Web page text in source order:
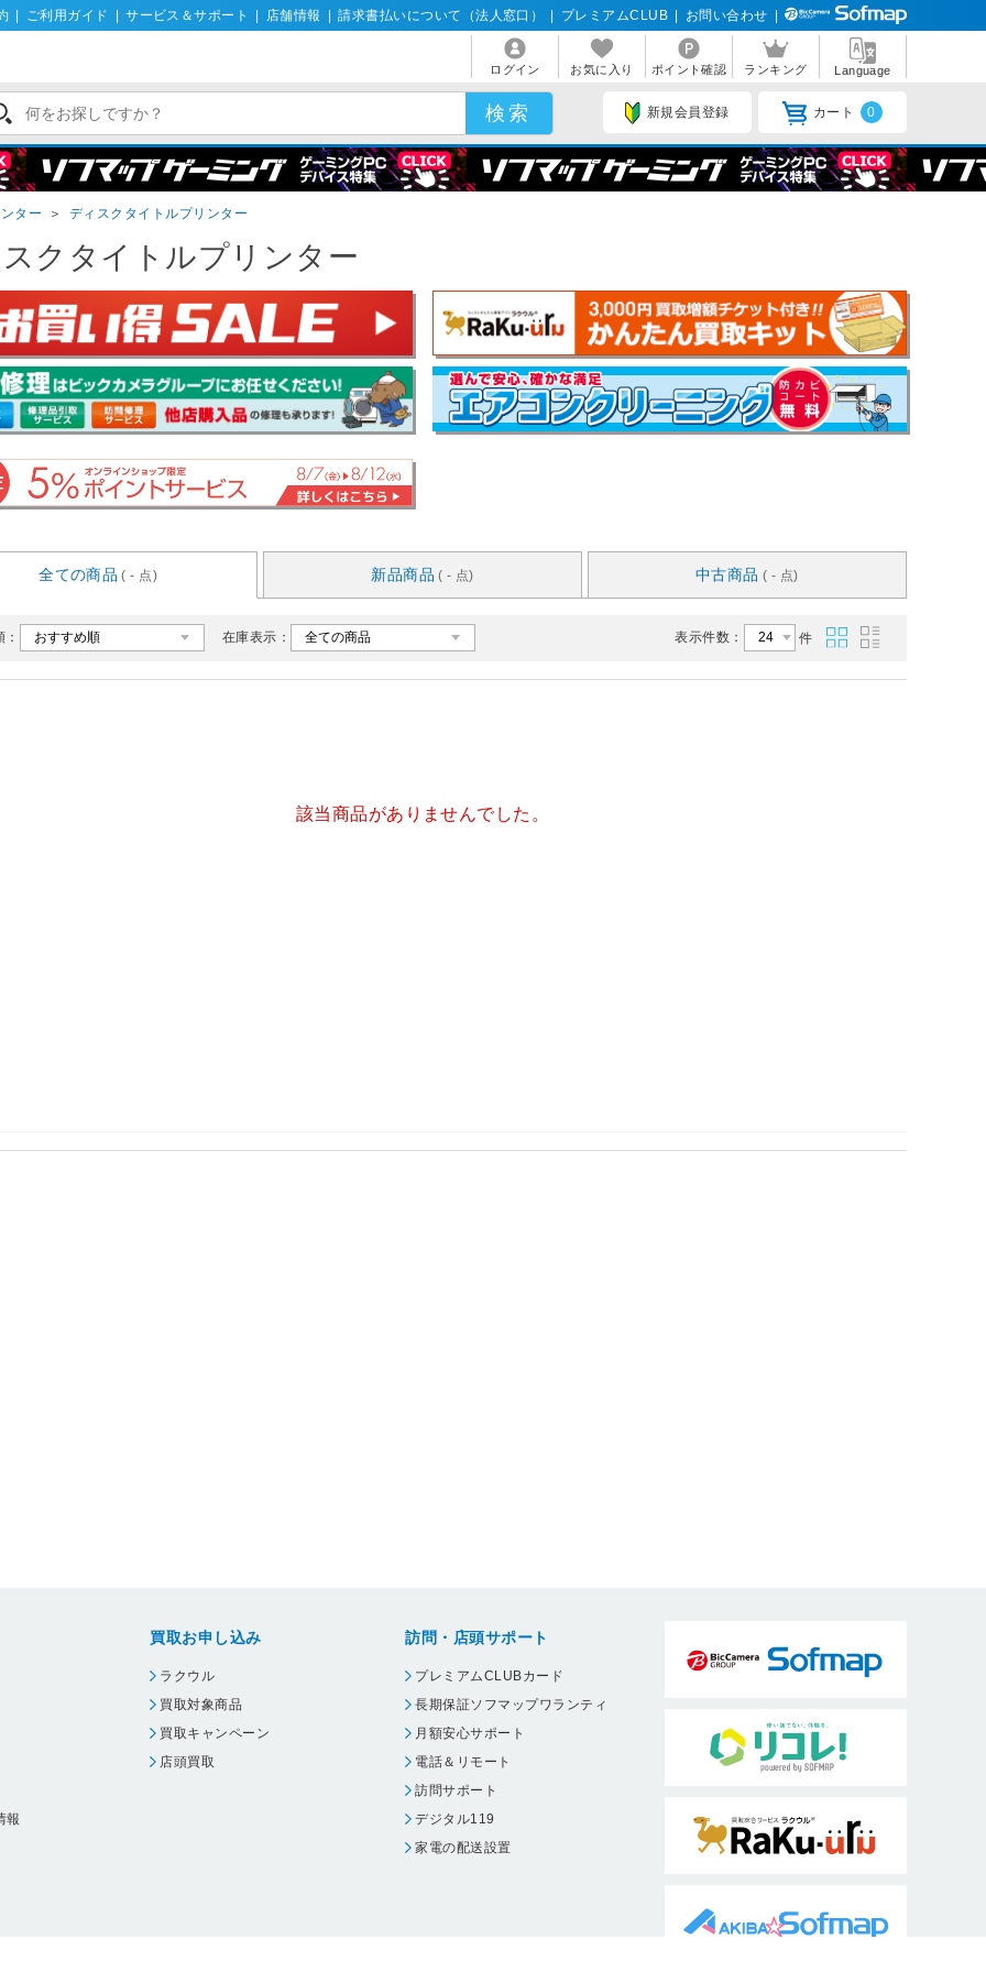
ご利用ガイド サービス＆サポート 店舗情報 請求書払いについて（法人窓口） プレミアムCLUB お問い合わせ
ログイン お気に入り ポイント確認 ランキング Language
新規会員登録 カート 0
ター ＞ ディスクタイトルプリンター
クタイトルプリンター
全ての商品 ( - 点) 新品商品 ( - 点) 中古商品 ( - 点)
在庫表示： 表示件数： 件
該当商品がありませんでした。
報
買取お申し込み
ラクウル
買取対象商品
買取キャンペーン
店頭買取
訪問・店頭サポート
プレミアムCLUBカード
長期保証ソフマップワランティ
月額安心サポート
電話＆リモート
訪問サポート
デジタル119
家電の配送設置